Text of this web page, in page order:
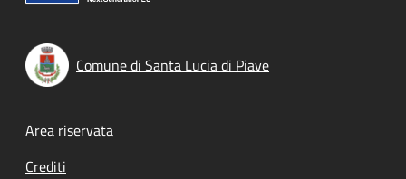
Comune di Santa Lucia di Piave
Footer menu
Area riservata
Crediti